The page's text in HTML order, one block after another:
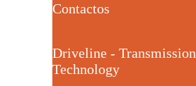
Contactos
Driveline - Transmission
Technology